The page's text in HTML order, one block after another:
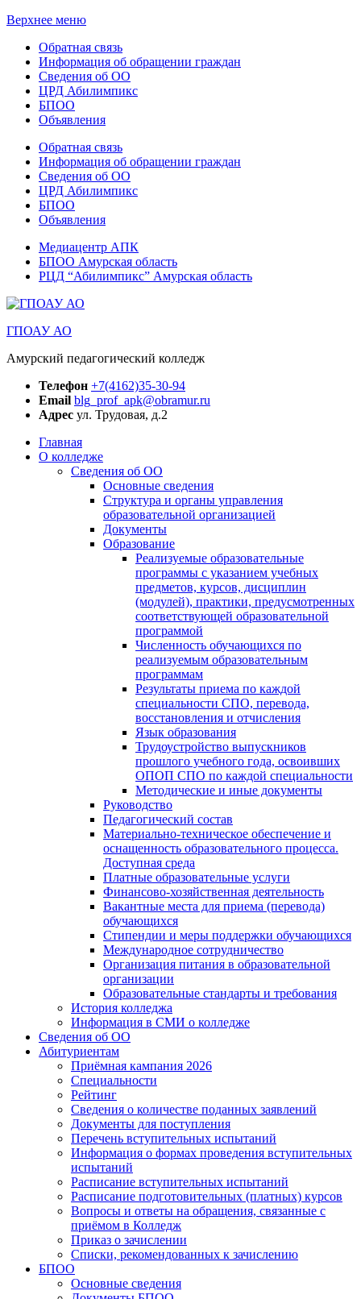
Верхнее меню
Обратная связь
Информация об обращении граждан
Сведения об ОО
ЦРД Абилимпикс
БПОО
Объявления
Обратная связь
Информация об обращении граждан
Сведения об ОО
ЦРД Абилимпикс
БПОО
Объявления
Медиацентр АПК
БПОО Амурская область
РЦД “Абилимпикс” Амурская область
ГПОАУ АО
Амурский педагогический колледж
Телефон +7(4162)35-30-94
Email blg_prof_apk@obramur.ru
Адрес ул. Трудовая, д.2
Главная
О колледже
Сведения об ОО
Основные сведения
Структура и органы управления
образовательной организацией
Документы
Образование
Реализуемые образовательные
программы с указанием учебных
предметов, курсов, дисциплин
(модулей), практики, предусмотренных
соответствующей образовательной
программой
Численность обучающихся по
реализуемым образовательным
программам
Результаты приема по каждой
специальности СПО, перевода,
восстановления и отчисления
Язык образования
Трудоустройство выпускников
прошлого учебного года, освоивших
ОПОП СПО по каждой специальности
Методические и иные документы
Руководство
Педагогический состав
Материально-техническое обеспечение и
оснащенность образовательного процесса.
Доступная среда
Платные образовательные услуги
Финансово-хозяйственная деятельность
Вакантные места для приема (перевода)
обучающихся
Стипендии и меры поддержки обучающихся
Международное сотрудничество
Организация питания в образовательной
организации
Образовательные стандарты и требования
История колледжа
Информация в СМИ о колледже
Сведения об ОО
Абитуриентам
Приёмная кампания 2026
Специальности
Рейтинг
Сведения о количестве поданных заявлений
Документы для поступления
Перечень вступительных испытаний
Информация о формах проведения вступительных
испытаний
Расписание вступительных испытаний
Расписание подготовительных (платных) курсов
Вопросы и ответы на обращения, связанные с
приёмом в Колледж
Приказ о зачислении
Списки, рекомендованных к зачислению
БПОО
Основные сведения